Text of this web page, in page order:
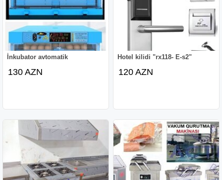
İnkubator avtomatik
130 AZN
Hotel kilidi "rx118- E-s2"
120 AZN